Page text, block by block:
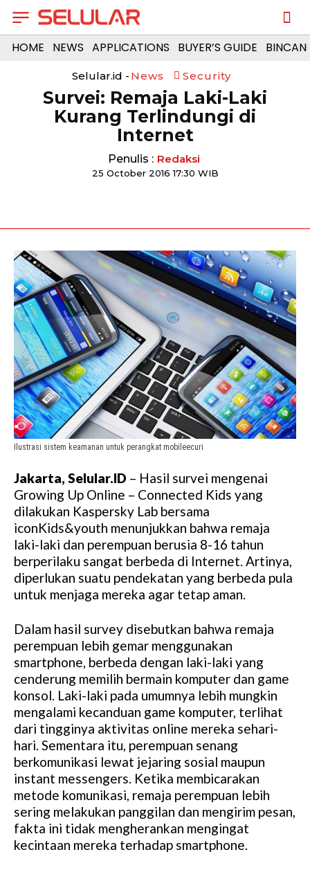
HOME NEWS APPLICATIONS BUYER’S GUIDE
Selular.id - News Security
Survei: Remaja Laki-Laki
Kurang Terlindungi di
Internet
Penulis : Redaksi
25 October 2016 17:30 WIB
Ilustrasi sistem keamanan untuk perangkat mobileecuri
Jakarta, Selular.ID – Hasil survei mengenai
Growing Up Online – Connected Kids yang
dilakukan Kaspersky Lab bersama
iconKids&youth menunjukkan bahwa remaja
laki-laki dan perempuan berusia 8-16 tahun
berperilaku sangat berbeda di Internet. Artinya,
diperlukan suatu pendekatan yang berbeda pula
untuk menjaga mereka agar tetap aman.
Dalam hasil survey disebutkan bahwa remaja
perempuan lebih gemar menggunakan
smartphone, berbeda dengan laki-laki yang
cenderung memilih bermain komputer dan game
konsol. Laki-laki pada umumnya lebih mungkin
mengalami kecanduan game komputer, terlihat
dari tingginya aktivitas online mereka sehari-
hari. Sementara itu, perempuan senang
berkomunikasi lewat jejaring sosial maupun
instant messengers. Ketika membicarakan
metode komunikasi, remaja perempuan lebih
sering melakukan panggilan dan mengirim pesan,
fakta ini tidak mengherankan mengingat
kecintaan mereka terhadap smartphone.